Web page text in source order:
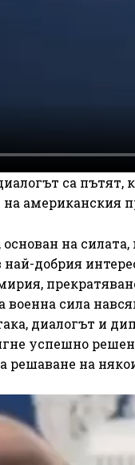
са пътят,
на американския
на
добрия
военна сила
диалогът и
успешно
решаване на